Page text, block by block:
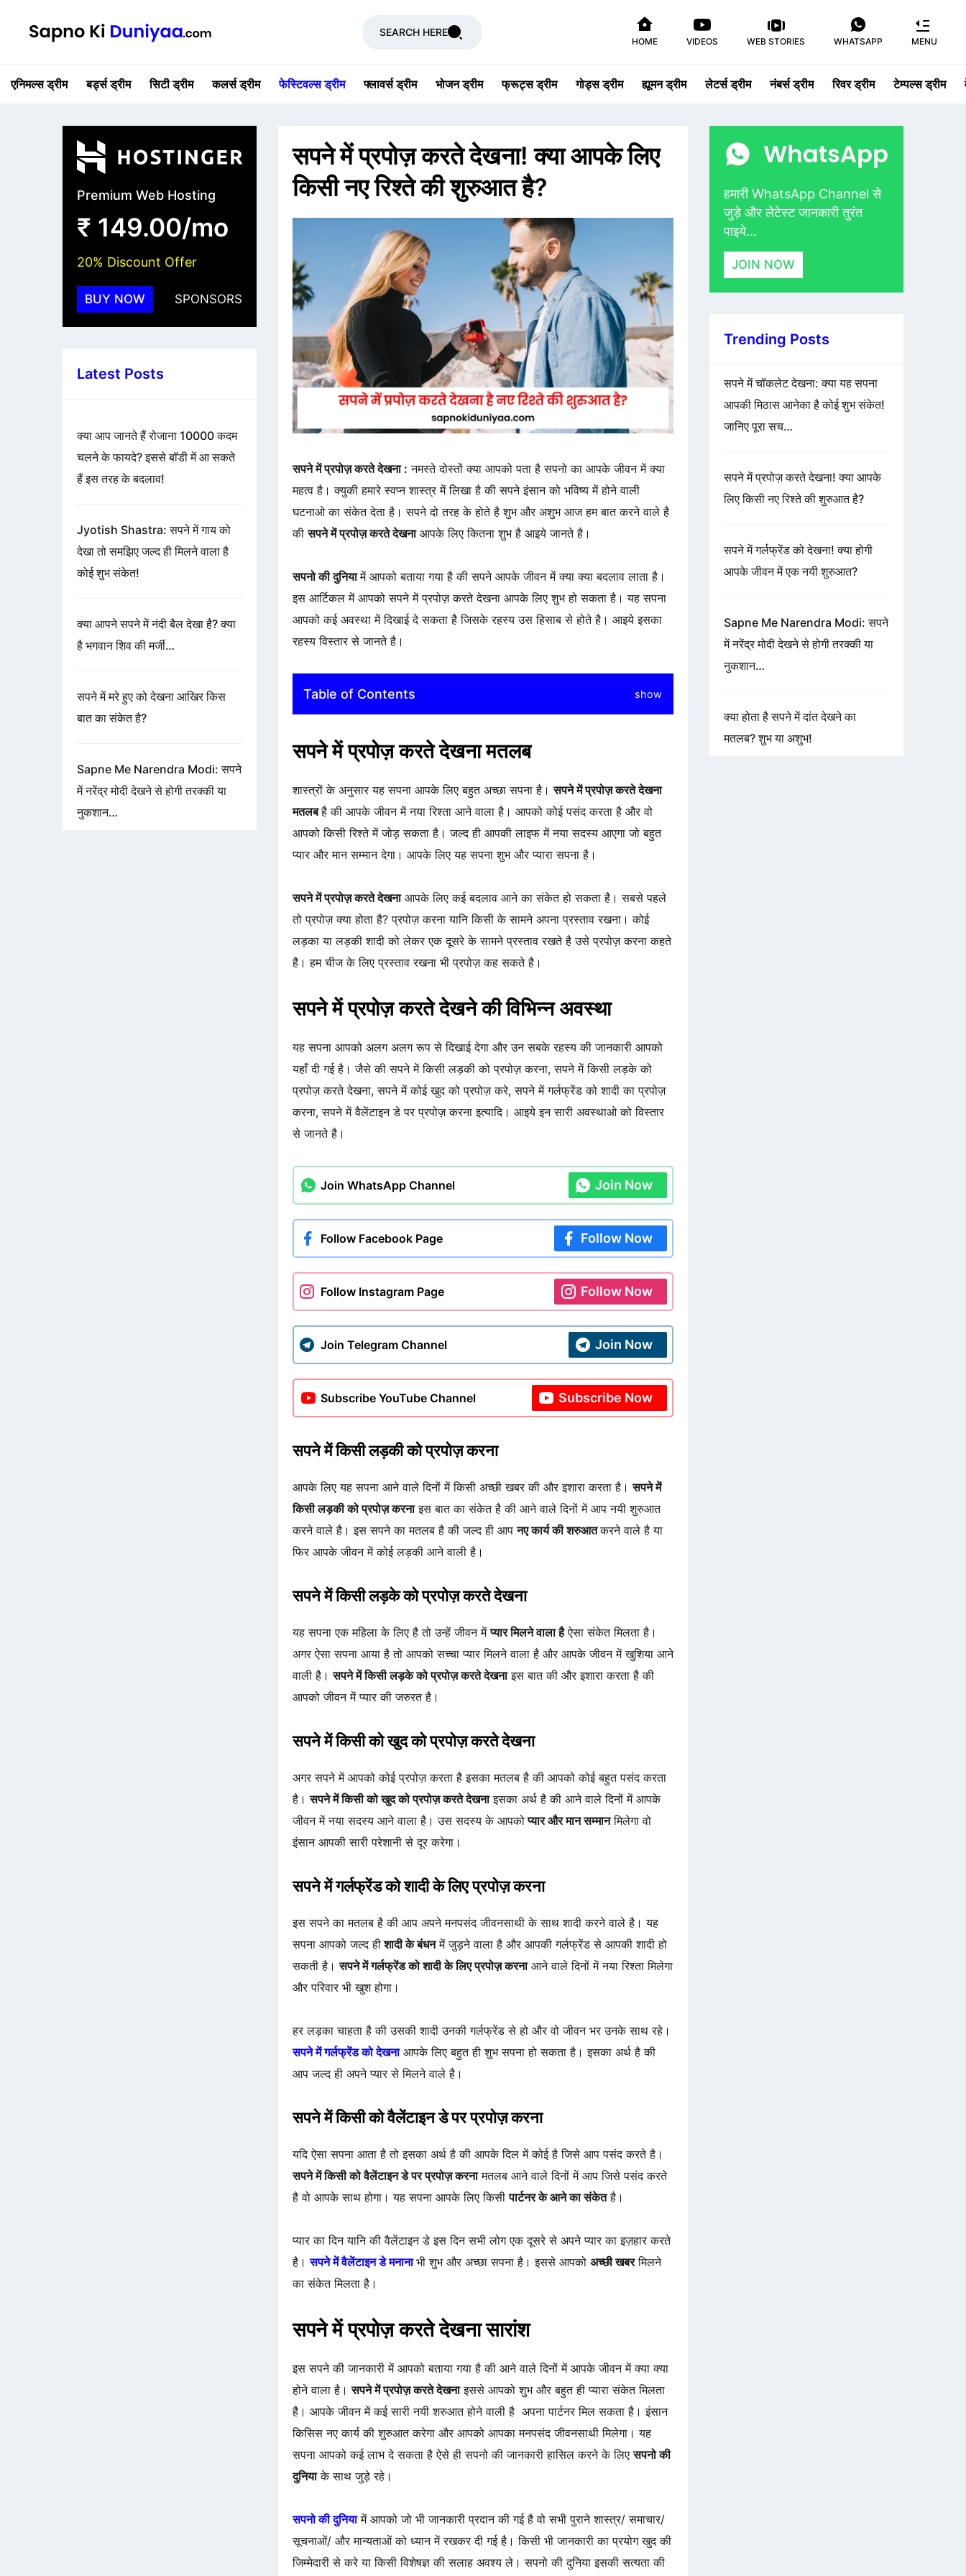
SEARCH HERE
HOME VIDEOS WEB STORIES WHATSAPP MENU
एनिमल्स ड्रीम बर्ड्स ड्रीम सिटी ड्रीम कलर्स ड्रीम फेस्टिवल्स ड्रीम फ्लावर्स ड्रीम भोजन ड्रीम फ्रूट्स ड्रीम गोड्स ड्रीम ह्यूमन ड्रीम लेटर्स ड्रीम नंबर्स ड्रीम रिवर ड्रीम टेम्पल्स ड्रीम
Premium Web Hosting
₹ 149.00/mo
20% Discount Offer
BUY NOW SPONSORS
Latest Posts
क्या आप जानते हैं रोजाना 10000 कदम
चलने के फायदे? इससे बॉडी में आ सकते
हैं इस तरह के बदलाव!
Jyotish Shastra: सपने में गाय को
देखा तो समझिए जल्द ही मिलने वाला है
कोई शुभ संकेत!
क्या आपने सपने में नंदी बैल देखा है? क्या
है भगवान शिव की मर्जी…
सपने में मरे हुए को देखना आखिर किस
बात का संकेत है?
Sapne Me Narendra Modi: सपने
में नरेंद्र मोदी देखने से होगी तरक्की या
नुकशान…
सपने में प्रपोज़ करते देखना! क्या आपके लिए
किसी नए रिश्ते की शुरुआत है?
सपने में प्रपोज़ करते देखना : नमस्ते दोस्तों क्या आपको पता है सपनो का आपके जीवन में क्या
महत्व है। क्युकी हमारे स्वप्न शास्त्र में लिखा है की सपने इंसान को भविष्य में होने वाली
घटनाओ का संकेत देता है। सपने दो तरह के होते है शुभ और अशुभ आज हम बात करने वाले है
कीसपने में प्रपोज़ करते देखनाआपके लिए कितना शुभ है आइये जानते है।
सपनो की दुनियामें आपको बताया गया है की सपने आपके जीवन में क्या क्या बदलाव लाता है।
इस आर्टिकल में आपको सपने में प्रपोज़ करते देखना आपके लिए शुभ हो सकता है। यह सपना
आपको कई अवस्था में दिखाई दे सकता है जिसके रहस्य उस हिसाब से होते है। आइये इसका
रहस्य विस्तार से जानते है।
Table of Contents show
सपने में प्रपोज़ करते देखना मतलब
शास्त्रों के अनुसार यह सपना आपके लिए बहुत अच्छा सपना है।सपने में प्रपोज़ करते देखना
मतलबहै की आपके जीवन में नया रिश्ता आने वाला है। आपको कोई पसंद करता है और वो
आपको किसी रिश्ते में जोड़ सकता है। जल्द ही आपकी लाइफ में नया सदस्य आएगा जो बहुत
प्यार और मान सम्मान देगा। आपके लिए यह सपना शुभ और प्यारा सपना है।
सपने में प्रपोज़ करते देखनाआपके लिए कई बदलाव आने का संकेत हो सकता है। सबसे पहले
तो प्रपोज़ क्या होता है? प्रपोज़ करना यानि किसी के सामने अपना प्रस्ताव रखना। कोई
लड़का या लड़की शादी को लेकर एक दूसरे के सामने प्रस्ताव रखते है उसे प्रपोज़ करना कहते
है। हम चीज के लिए प्रस्ताव रखना भी प्रपोज़ कह सकते है।
सपने में प्रपोज़ करते देखने की विभिन्न अवस्था
यह सपना आपको अलग अलग रूप से दिखाई देगा और उन सबके रहस्य की जानकारी आपको
यहाँ दी गई है। जैसे की सपने में किसी लड़की को प्रपोज़ करना, सपने में किसी लड़के को
प्रपोज़ करते देखना, सपने में कोई खुद को प्रपोज़ करे, सपने में गर्लफ्रेंड को शादी का प्रपोज़
करना, सपने में वैलेंटाइन डे पर प्रपोज़ करना इत्यादि। आइये इन सारी अवस्थाओ को विस्तार
से जानते है।
Join WhatsApp Channel Join Now
Follow Facebook Page Follow Now
Follow Instagram Page Follow Now
Join Telegram Channel Join Now
Subscribe YouTube Channel Subscribe Now
सपने में किसी लड़की को प्रपोज़ करना
आपके लिए यह सपना आने वाले दिनों में किसी अच्छी खबर की और इशारा करता है।सपने में
किसी लड़की को प्रपोज़ करनाइस बात का संकेत है की आने वाले दिनों में आप नयी शुरुआत
करने वाले है। इस सपने का मतलब है की जल्द ही आपनए कार्य की शरुआतकरने वाले है या
फिर आपके जीवन में कोई लड़की आने वाली है।
सपने में किसी लड़के को प्रपोज़ करते देखना
यह सपना एक महिला के लिए है तो उन्हें जीवन मेंप्यार मिलने वाला हैऐसा संकेत मिलता है।
अगर ऐसा सपना आया है तो आपको सच्चा प्यार मिलने वाला है और आपके जीवन में खुशिया आने
वाली है।सपने में किसी लड़के को प्रपोज़ करते देखनाइस बात की और इशारा करता है की
आपको जीवन में प्यार की जरुरत है।
सपने में किसी को खुद को प्रपोज़ करते देखना
अगर सपने में आपको कोई प्रपोज़ करता है इसका मतलब है की आपको कोई बहुत पसंद करता
है।सपने में किसी को खुद को प्रपोज़ करते देखनाइसका अर्थ है की आने वाले दिनों में आपके
जीवन में नया सदस्य आने वाला है। उस सदस्य के आपकोप्यार और मान सम्मानमिलेगा वो
इंसान आपकी सारी परेशानी से दूर करेगा।
सपने में गर्लफ्रेंड को शादी के लिए प्रपोज़ करना
इस सपने का मतलब है की आप अपने मनपसंद जीवनसाथी के साथ शादी करने वाले है। यह
सपना आपको जल्द हीशादी के बंधनमें जुड़ने वाला है और आपकी गर्लफ्रेंड से आपकी शादी हो
सकती है।सपने में गर्लफ्रेंड को शादी के लिए प्रपोज़ करनाआने वाले दिनों में नया रिश्ता मिलेगा
और परिवार भी खुश होगा।
हर लड़का चाहता है की उसकी शादी उनकी गर्लफ्रेंड से हो और वो जीवन भर उनके साथ रहे।
सपने में गर्लफ्रेंड को देखनाआपके लिए बहुत ही शुभ सपना हो सकता है। इसका अर्थ है की
आप जल्द ही अपने प्यार से मिलने वाले है।
सपने में किसी को वैलेंटाइन डे पर प्रपोज़ करना
यदि ऐसा सपना आता है तो इसका अर्थ है की आपके दिल में कोई है जिसे आप पसंद करते है।
सपने में किसी को वैलेंटाइन डे पर प्रपोज़ करनामतलब आने वाले दिनों में आप जिसे पसंद करते
है वो आपके साथ होगा। यह सपना आपके लिए किसीपार्टनर के आने का संकेतहै।
प्यार का दिन यानि की वैलेंटाइन डे इस दिन सभी लोग एक दूसरे से अपने प्यार का इज़हार करते
है।सपने में वैलेंटाइन डे मनाना भी शुभ और अच्छा सपना है। इससे आपको अच्छी खबरमिलने
का संकेत मिलता है।
सपने में प्रपोज़ करते देखना सारांश
इस सपने की जानकारी में आपको बताया गया है की आने वाले दिनों में आपके जीवन में क्या क्या
होने वाला है।सपने में प्रपोज़ करते देखनाइससे आपको शुभ और बहुत ही प्यारा संकेत मिलता
है। आपके जीवन में कई सारी नयी शरुआत होने वाली है अपना पार्टनर मिल सकता है। इंसान
किसिस नए कार्य की शुरुआत करेगा और आपको आपका मनपसंद जीवनसाथी मिलेगा। यह
सपना आपको कई लाभ दे सकता है ऐसे ही सपनो की जानकारी हासिल करने के लिएसपनो की
दुनियाके साथ जुड़े रहे।
सपनो की दुनियामें आपको जो भी जानकारी प्रदान की गई है वो सभी पुराने शास्त्र/ समाचार/
सूचनाओं/ और मान्यताओं को ध्यान में रखकर दी गई है। किसी भी जानकारी का प्रयोग खुद की
जिम्मेदारी से करे या किसी विशेषज्ञ की सलाह अवश्य ले। सपनो की दुनिया इसकी सत्यता की
हमारी WhatsApp Channel से
जुड़े और लेटेस्ट जानकारी तुरंत
पाइये...
JOIN NOW
Trending Posts
सपने में चॉकलेट देखना: क्या यह सपना
आपकी मिठास आनेका है कोई शुभ संकेत!
जानिए पूरा सच…
सपने में प्रपोज़ करते देखना! क्या आपके
लिए किसी नए रिश्ते की शुरुआत है?
सपने में गर्लफ्रेंड को देखना! क्या होगी
आपके जीवन में एक नयी शुरुआत?
Sapne Me Narendra Modi: सपने
में नरेंद्र मोदी देखने से होगी तरक्की या
नुकशान…
क्या होता है सपने में दांत देखने का
मतलब? शुभ या अशुभ!